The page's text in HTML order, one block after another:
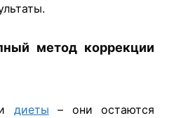
метод коррекции
диеты – они остаются